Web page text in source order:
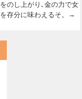
のし上がり､金の力で女
存分に味わえるそ。→